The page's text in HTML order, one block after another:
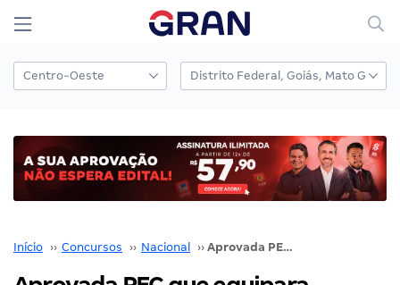
Início ›› Concursos ›› Nacional ›› Aprovada PEC que equipara salários de delegados e advogados da união ao de ministros do STF!